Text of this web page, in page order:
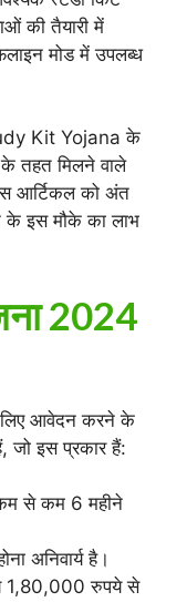
की तैयारी में
मोड में उपलब्ध
Kit Yojana के
तहत मिलने वाले
आर्टिकल को अंत
के इस मौके का लाभ
2024
आवेदन करने के
जो इस प्रकार हैं:
से कम 6 महीने
अनिवार्य है।
1,80,000 रुपये से